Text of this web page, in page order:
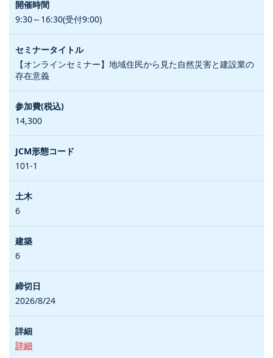
9:30～16:30(受付9:00)
【オンラインセミナー】地域住民から見た自然災害と建設業の
存在意義
14,300
101-1
6
6
2026/8/24
詳細